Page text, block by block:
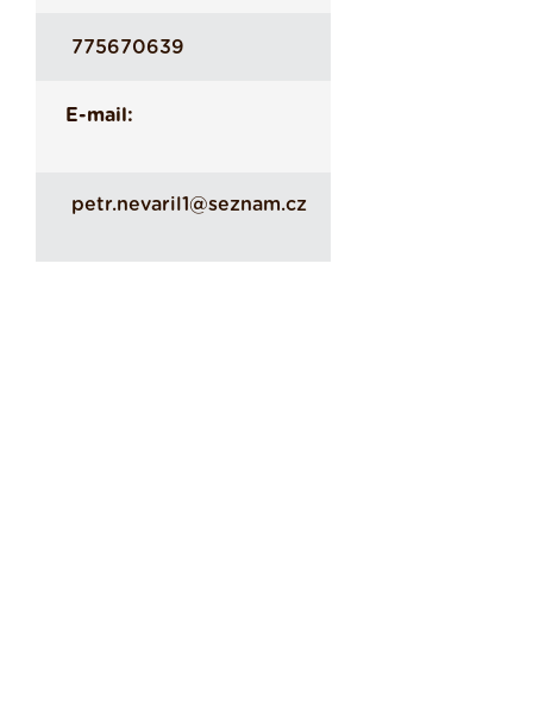
775670639
E-mail:
petr.nevaril1@seznam.cz